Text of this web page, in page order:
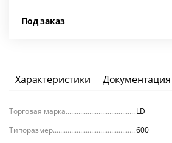
Под заказ
Характеристики Документация
Торговая марка
LD
Типоразмер
600